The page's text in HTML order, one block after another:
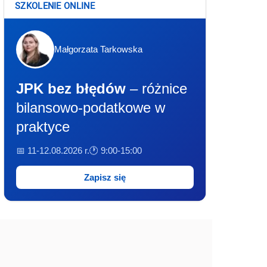
SZKOLENIE ONLINE
Małgorzata Tarkowska
JPK bez błędów – różnice
bilansowo-podatkowe w
praktyce
📅 11-12.08.2026 r.🕐 9:00-15:00
Zapisz się